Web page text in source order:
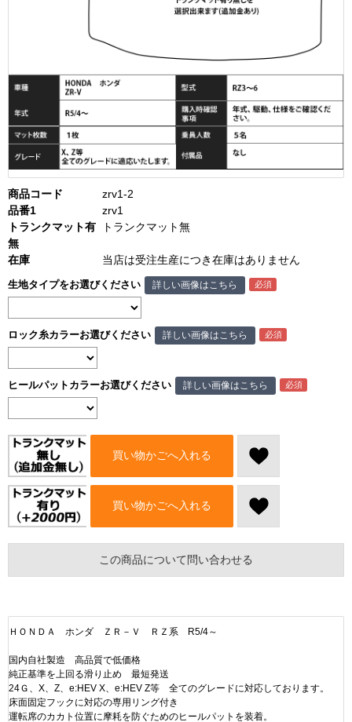
商品コード
zrv1-2
品番1
zrv1
トランクマット有
無
トランクマット無
在庫 当店は受注生産につき在庫はありません
生地タイプをお選びください 詳しい画像はこちら
ロック糸カラーお選びください 詳しい画像はこちら
ヒールパットカラーお選びください 詳しい画像はこちら
買い物かごへ入れる
買い物かごへ入れる
この商品について問い合わせる
ＨＯＮＤＡ ホンダ ＺＲ－Ｖ ＲＺ系 R5/4～
国内自社製造 高品質で低価格
純正基準を上回る滑り止め 最短発送
24Ｇ、X、Z、e:HEV X、e:HEV Z等 全てのグレードに対応しております。
床面固定フックに対応の専用リング付き
運転席のカカト位置に摩耗を防ぐためのヒールパットを装着。